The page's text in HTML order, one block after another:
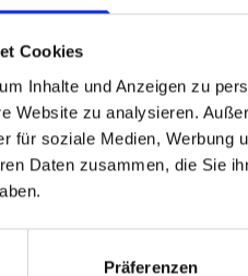
Cookies
Inhalte und Anzeigen zu
Website zu analysieren.
für soziale Medien, Werbung
Daten zusammen, die Sie
Präferenzen
2014
D
Wohnung liegt in
1 PKW-Stellplatz und
ist zum Teil noch
das Knatschen hören.